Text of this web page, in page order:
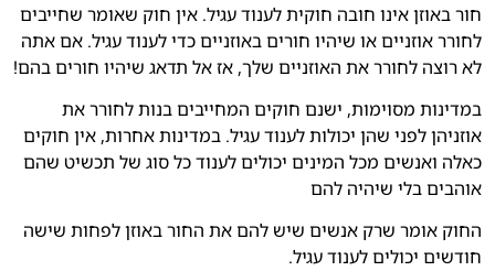
חור באוזן אינו חובה חוקית לענוד עגיל. אין חוק שאומר שחייבים
לחורר אוזניים או שיהיו חורים באוזניים כדי לענוד עגיל. אם אתה
לא רוצה לחורר את האוזניים שלך, אז אל תדאג שיהיו חורים בהם!
במדינות מסוימות, ישנם חוקים המחייבים בנות לחורר את
אוזניהן לפני שהן יכולות לענוד עגיל. במדינות אחרות, אין חוקים
כאלה ואנשים מכל המינים יכולים לענוד כל סוג של תכשיט שהם
אוהבים בלי שיהיה להם
החוק אומר שרק אנשים שיש להם את החור באוזן לפחות שישה
חודשים יכולים לענוד עגיל.